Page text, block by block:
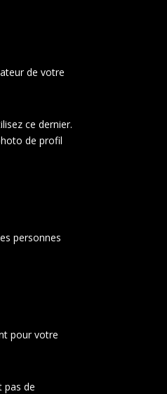
de votre
ce dernier.
de profil
personnes
pour votre
pas de